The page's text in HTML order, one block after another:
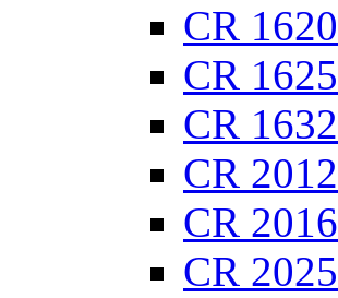
CR 1620
CR 1625
CR 1632
CR 2012
CR 2016
CR 2025